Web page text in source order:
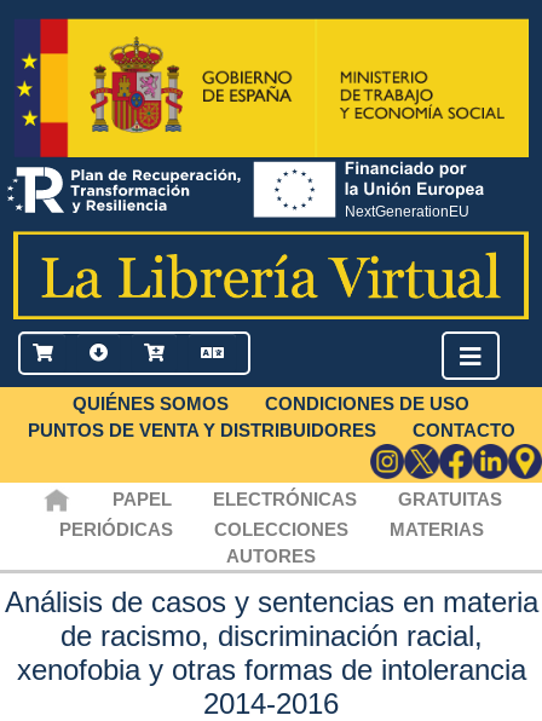
QUIÉNES SOMOS
CONDICIONES DE USO
PUNTOS DE VENTA Y DISTRIBUIDORES
CONTACTO
PAPEL ELECTRÓNICAS
GRATUITAS
PERIÓDICAS
COLECCIONES
MATERIAS
AUTORES
Análisis de casos y sentencias en materia
de racismo, discriminación racial,
xenofobia y otras formas de intolerancia
2014-2016